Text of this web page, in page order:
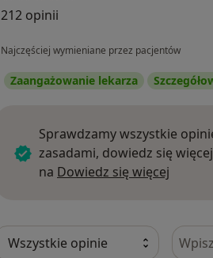
212 opinii
Najczęściej wymieniane przez pacjentów
Zaangażowanie lekarza
Sprawdzamy wszystkie
zasadami, dowiedz się
na Dowiedz się więcej